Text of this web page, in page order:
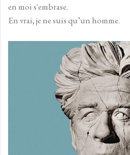
en moi s'embrase.
En vrai, je ne suis qu’un homme.